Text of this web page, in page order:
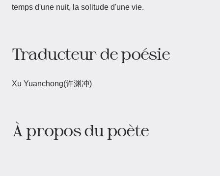
temps d'une nuit, la solitude d'une vie.
Traducteur de poésie
Xu Yuanchong(许渊冲)
À propos du poète